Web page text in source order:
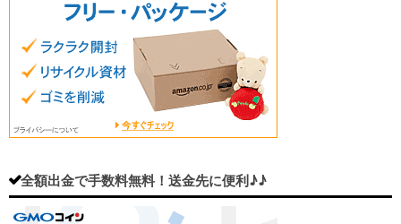
全額出金で手数料無料！送金先に便利♪♪